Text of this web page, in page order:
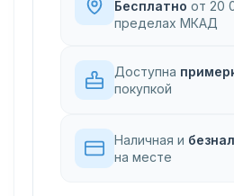
Бесплатно от 20
пределах МКАД
Доступна
покупкой
Наличная и
на месте